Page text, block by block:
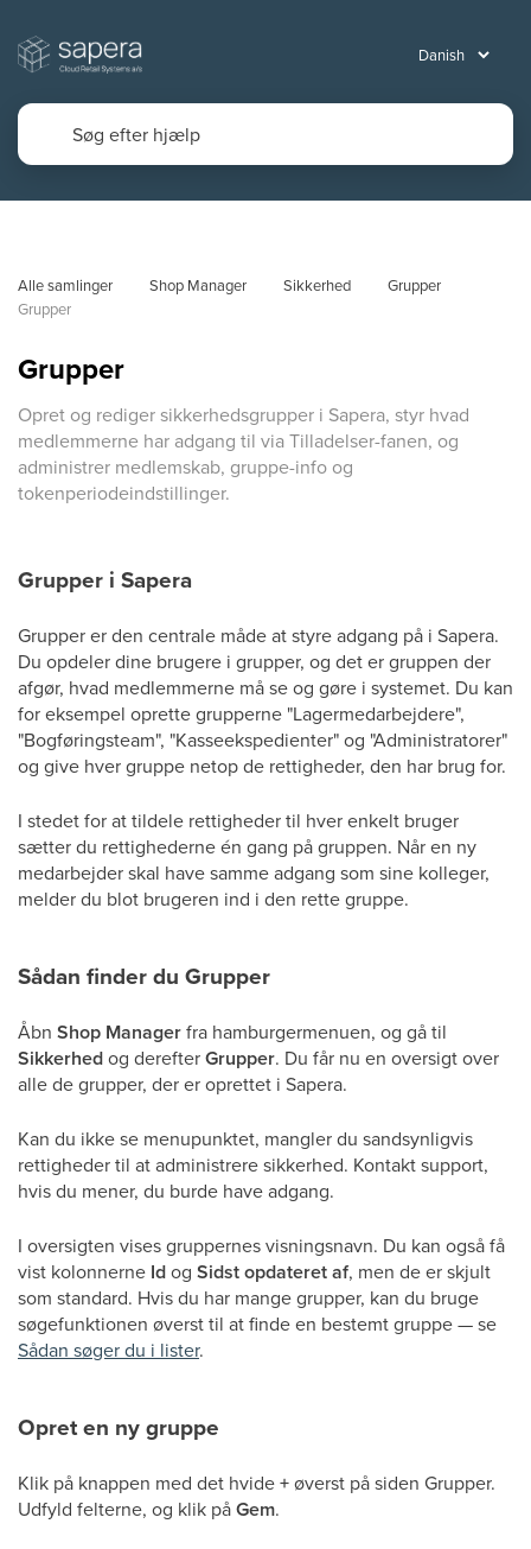
Alle samlinger Shop Manager Sikkerhed
Grupper
Grupper
Grupper
Opret og rediger sikkerhedsgrupper i Sapera, styr hvad
medlemmerne har adgang til via Tilladelser-fanen, og
administrer medlemskab, gruppe-info og
tokenperiodeindstillinger.
Grupper i Sapera
Grupper er den centrale måde at styre adgang på i Sapera.
Du opdeler dine brugere i grupper, og det er gruppen der
afgør, hvad medlemmerne må se og gøre i systemet. Du kan
for eksempel oprette grupperne "Lagermedarbejdere",
"Bogføringsteam", "Kasseekspedienter" og "Administratorer"
og give hver gruppe netop de rettigheder, den har brug for.
I stedet for at tildele rettigheder til hver enkelt bruger
sætter du rettighederne én gang på gruppen. Når en ny
medarbejder skal have samme adgang som sine kolleger,
melder du blot brugeren ind i den rette gruppe.
Sådan finder du Grupper
Åbn Shop Managerfra hamburgermenuen, og gå til
Sikkerhedog derefterGrupper. Du får nu en oversigt over
alle de grupper, der er oprettet i Sapera.
Kan du ikke se menupunktet, mangler du sandsynligvis
rettigheder til at administrere sikkerhed. Kontakt support,
hvis du mener, du burde have adgang.
I oversigten vises gruppernes visningsnavn. Du kan også få
vist kolonnerne Idog Sidst opdateret af, men de er skjult
som standard. Hvis du har mange grupper, kan du bruge
søgefunktionen øverst til at finde en bestemt gruppe — se
Sådan søger du i lister.
Opret en ny gruppe
Klik på knappen med det hvide+øverst på siden Grupper.
Udfyld felterne, og klik påGem.